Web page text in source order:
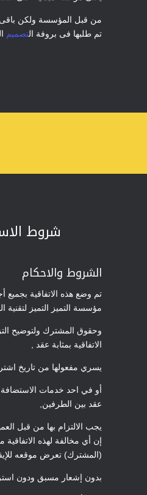
من قبل المؤسسة ولكن باقى
تم طلبها فى بروفة التصميم
شروط
الشروط والاحكام
تم وضع هذه الاتفاقية
مؤسسة التميز التميز لتقنية
وحقوق المشترك ولتوضيح
الاتفاقية بمثابة عقد ,
يسري مفعولها من تاريخ
أو في احد خدمات الاستضافة
عقد بين الطرفين,
يجب الالتزام بها من قبل
إن أي مخالفة لهذه
(المشترك) تعرض موقعه
بدون إشعار مسبق ودون